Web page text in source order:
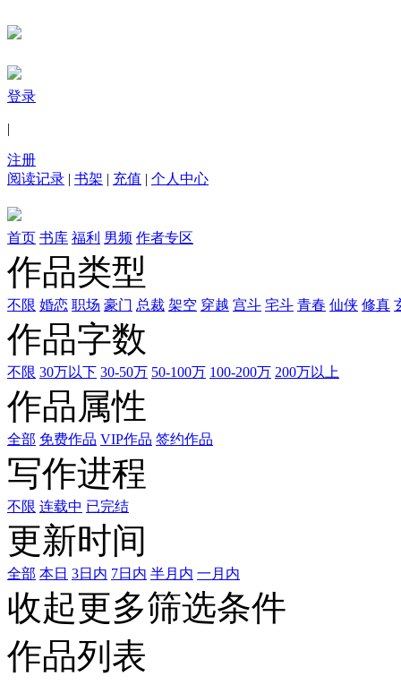
登录
|
注册
阅读记录 | 书架 | 充值 | 个人中心
首页 书库 福利 男频 作者专区
作品类型
不限 婚恋 职场 豪门 总裁 架空 穿越 宫斗 宅斗 青春 仙侠 修真
作品字数
不限 30万以下 30-50万 50-100万 100-200万 200万以上
作品属性
全部 免费作品 VIP作品 签约作品
写作进程
不限 连载中 已完结
更新时间
全部 本日 3日内 7日内 半月内 一月内
收起更多筛选条件
作品列表